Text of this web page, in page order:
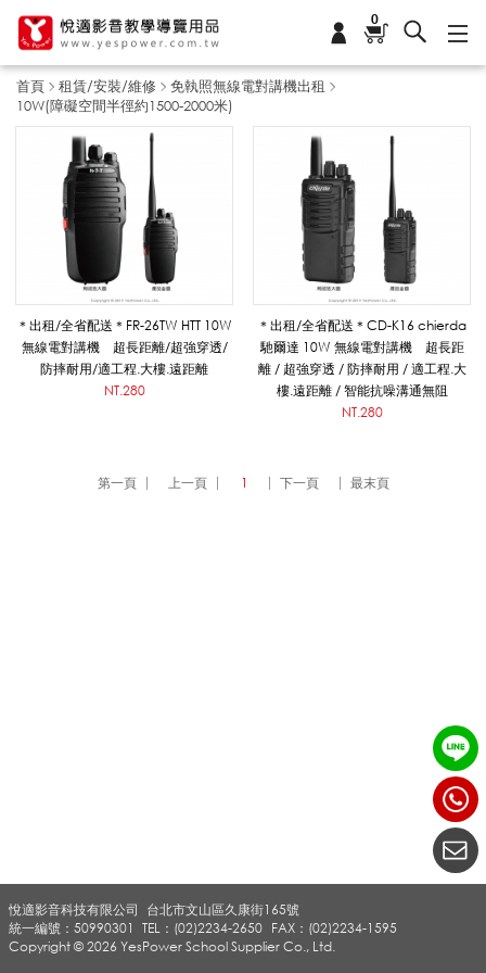
0
首頁 租賃/安裝/維修
免執照無線電對講機出租
10W(障礙空間半徑約1500-2000米)
W
約
＊出租/全省配送＊FR-26TW HTT 10W
無線電對講機 超長距離/超強穿透/
防摔耐用/適工程.大樓.遠距離
NT.280
＊出租/全省配送＊CD-K16 chierda
馳爾達 10W 無線電對講機 超長距
離 / 超強穿透 / 防摔耐用 / 適工程.大
樓.遠距離 / 智能抗噪溝通無阻
NT.280
第一頁 上一頁 1 下一頁 最末頁
悅適影音科技有限公司
TEL：(02)2234-2650 FAX：(02)2234-1595
台北市文山區久康街165號
統一編號：50990301
Copyright © 2026 YesPower School Supplier Co., Ltd.